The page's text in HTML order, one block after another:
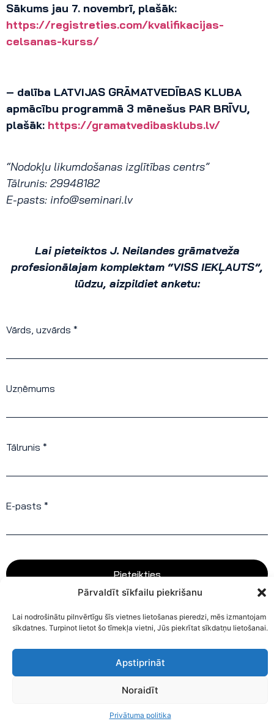
Pārvaldīt sīkfailu piekrišanu
Lai nodrošinātu pilnvērtīgu šīs vietnes lietošanas pieredzi, mēs izmantojam
sīkdatnes. Turpinot lietot šo tīmekļa vietni, Jūs piekrītat sīkdatņu lietošanai.
Apstiprināt
Noraidīt
Privātuma politika
Sākums jau 7. novembrī, plašāk:
https://registreties.com/kvalifikacijas-
celsanas-kurss/
– dalība LATVIJAS GRĀMATVEDĪBAS KLUBA
apmācību programmā 3 mēnešus PAR BRĪVU,
plašāk: https://gramatvedibasklubs.lv/
“Nodokļu likumdošanas izglītības centrs”
Tālrunis: 29948182
E-pasts: info@seminari.lv
Lai pieteiktos J. Neilandes grāmatveža
profesionālajam komplektam “VISS IEKĻAUTS”,
lūdzu, aizpildiet anketu:
Vārds, uzvārds *
Uzņēmums
Tālrunis *
E-pasts *
Pieteikties